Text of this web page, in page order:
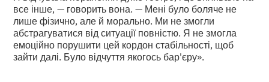
все інше, — говорить вона. — Мені було боляче не
лише фізично, але й морально. Ми не змогли
абстрагуватися від ситуації повністю. Я не змогла
емоційно порушити цей кордон стабільності, щоб
зайти далі. Було відчуття якогось бар'єру».